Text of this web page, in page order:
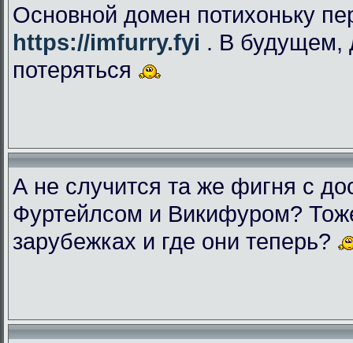
Основной домен потихоньку
https://imfurry.fyi . В будущем,
потеряться
А не случится та же фигня с
Фуртейлсом и Викифуром?
зарубежках и где они теперь?